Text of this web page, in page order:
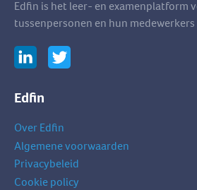
Edfin is het leer- en examenplatform
tussenpersonen en hun medewerkers
Edfin
Over Edfin
Algemene voorwaarden
Privacybeleid
Cookie policy